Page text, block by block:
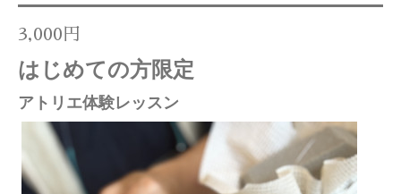
3,000円
はじめての方限定
アトリエ体験レッスン